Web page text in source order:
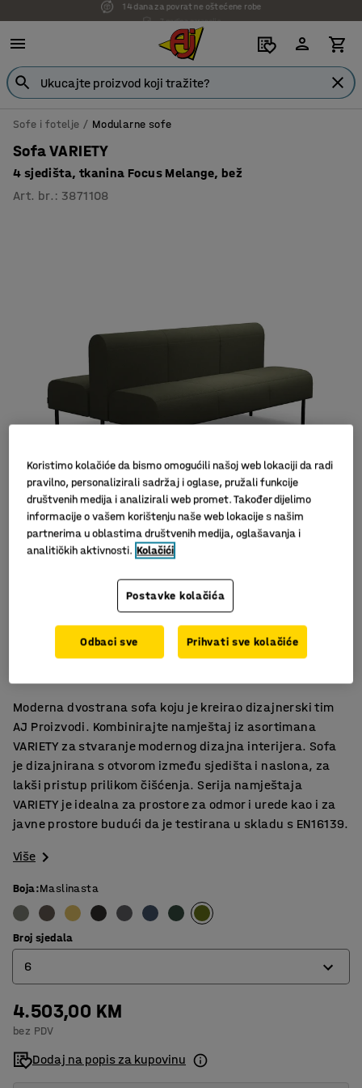
7 godina garancije
Sofe i fotelje Modularne sofe
Sofa VARIETY
4 sjedišta, tkanina Focus Melange, bež
Art. br. : 3871108
Za optimalno korištenje
Izdržljiv materijal
Moderna dvostrana sofa koju je kreirao dizajnerski tim
AJ Proizvodi. Kombinirajte namještaj iz asortimana
VARIETY za stvaranje modernog dizajna interijera. Sofa
je dizajnirana s otvorom između sjedišta i naslona, za
lakši pristup prilikom čišćenja. Serija namještaja
VARIETY je idealna za prostore za odmor i urede kao i za
javne prostore budući da je testirana u skladu s EN16139.
Više
Boja:Maslinasta
Broj sjedala
6
4
6
4.503,00 KM
bez PDV
Dodaj na popis za kupovinu
Koristimo kolačiće da bismo omogućili našoj web lokaciji da radi
pravilno, personalizirali sadržaj i oglase, pružali funkcije
društvenih medija i analizirali web promet. Također dijelimo
informacije o vašem korištenju naše web lokacije s našim
partnerima u oblastima društvenih medija, oglašavanja i
analitičkih aktivnosti. Kolačići
Postavke kolačića
Odbaci sve Prihvati sve kolačiće